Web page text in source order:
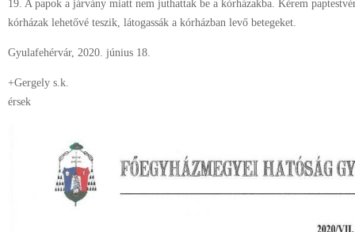
19. A papok a járvány miatt nem juthattak be a kórházakba. Kérem
kórházak lehetővé teszik, látogassák a kórházban levő betegeket.
Gyulafehérvár, 2020. június 18.
+Gergely s.k.
érsek